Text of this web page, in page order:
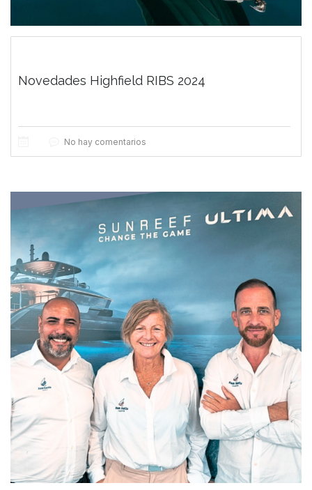
Novedades Highfield RIBS 2024
No hay comentarios